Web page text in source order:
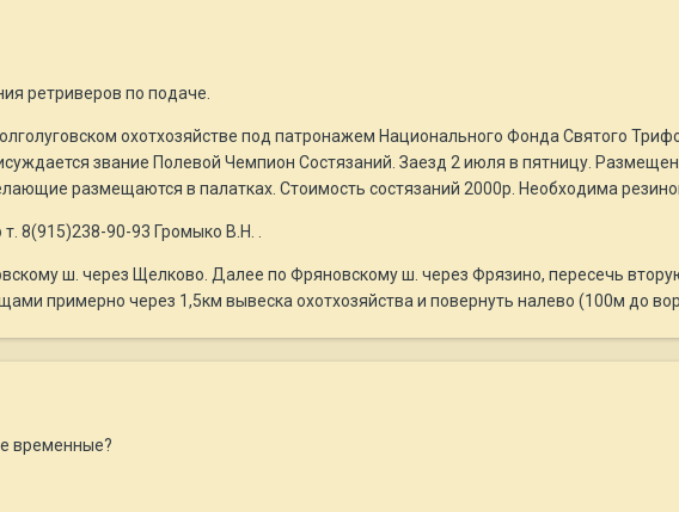
ретриверов по подаче.
охотхозяйстве под патронажем Национального Фонда Святого
звание Полевой Чемпион Состязаний. Заезд 2 июля в пятницу.
размещаются в палатках. Стоимость состязаний 2000р. Необходима
8(915)238-90-93 Громыко В.Н. .
ш. через Щелково. Далее по Фряновскому ш. через Фрязино, пересечь
примерно через 1,5км вывеска охотхозяйства и повернуть налево (100м до
временные?